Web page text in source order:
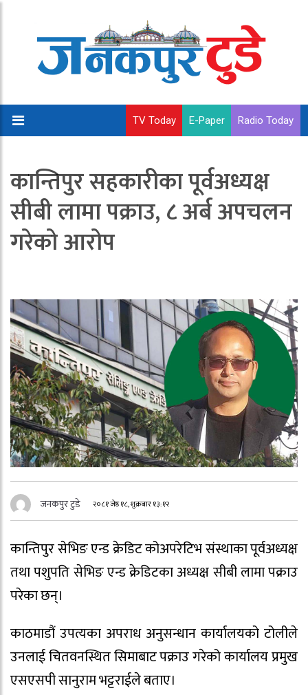
TV Today E-Paper Radio Today
कान्तिपुर सहकारीका पूर्वअध्यक्ष
सीबी लामा पक्राउ, ८ अर्ब अपचलन
गरेको आरोप
जनकपुर टुडे २०८१ जेष्ठ १८, शुक्रबार १३:१२
कान्तिपुर सेभिङ एन्ड क्रेडिट कोअपरेटिभ संस्थाका पूर्वअध्यक्ष
तथा पशुपति सेभिङ एन्ड क्रेडिटका अध्यक्ष सीबी लामा पक्राउ
परेका छन्।
काठमाडौं उपत्यका अपराध अनुसन्धान कार्यालयको टोलीले
उनलाई चितवनस्थित सिमाबाट पक्राउ गरेको कार्यालय प्रमुख
एसएसपी सानुराम भट्टराईले बताए।